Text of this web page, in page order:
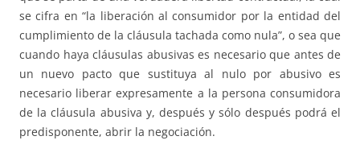
se cifra en “la liberación al consumidor por la entidad del
cumplimiento de la cláusula tachada como nula”, o sea que
cuando haya cláusulas abusivas es necesario que antes de
un nuevo pacto que sustituya al nulo por abusivo es
necesario liberar expresamente a la persona consumidora
de la cláusula abusiva y, después y sólo después podrá el
predisponente, abrir la negociación.